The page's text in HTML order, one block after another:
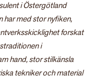
i Östergötland
har med stor nyfiken,
forskat
i
hand, stor stilkänsla
tekniker och material